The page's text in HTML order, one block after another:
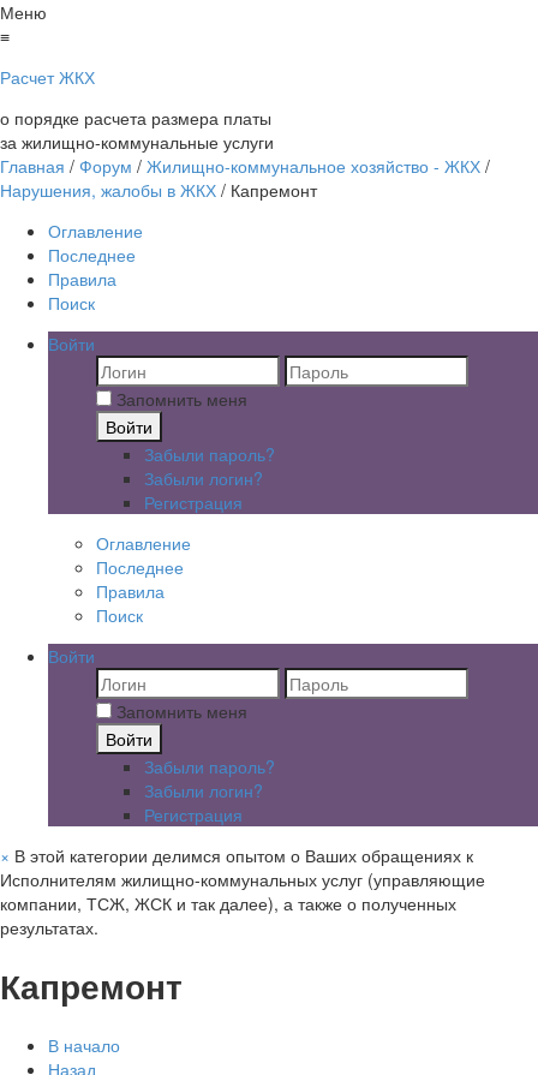
Меню
≡
Расчет ЖКХ
о порядке расчета размера платы
за жилищно-коммунальные услуги
Главная / Форум / Жилищно-коммунальное хозяйство - ЖКХ /
Нарушения, жалобы в ЖКХ / Капремонт
Оглавление
Последнее
Правила
Поиск
Войти
Запомнить меня
Войти
Забыли пароль?
Забыли логин?
Регистрация
Оглавление
Последнее
Правила
Поиск
Войти
Запомнить меня
Войти
Забыли пароль?
Забыли логин?
Регистрация
× В этой категории делимся опытом о Ваших обращениях к
Исполнителям жилищно-коммунальных услуг (управляющие
компании, ТСЖ, ЖСК и так далее), а также о полученных
результатах.
Капремонт
В начало
Назад